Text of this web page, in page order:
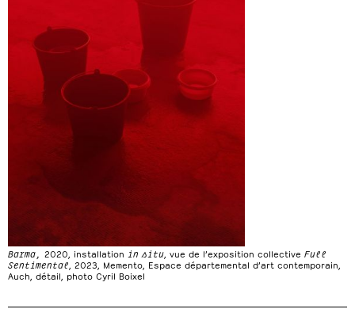
Barma, 2020, installation in situ, vue de l’exposition collective Full
Sentimental, 2023, Memento, Espace départemental d’art contemporain,
Auch, détail, photo Cyril Boixel